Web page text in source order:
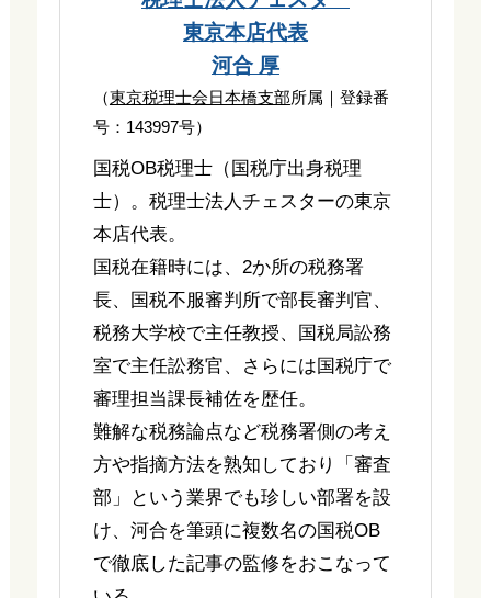
東京本店代表
河合 厚
（東京税理士会日本橋支部所属｜登録番
号：143997号）
国税OB税理士（国税庁出身税理
士）。税理士法人チェスターの東京
本店代表。
国税在籍時には、2か所の税務署
長、国税不服審判所で部長審判官、
税務大学校で主任教授、国税局訟務
室で主任訟務官、さらには国税庁で
審理担当課長補佐を歴任。
難解な税務論点など税務署側の考え
方や指摘方法を熟知しており「審査
部」という業界でも珍しい部署を設
け、河合を筆頭に複数名の国税OB
で徹底した記事の監修をおこなって